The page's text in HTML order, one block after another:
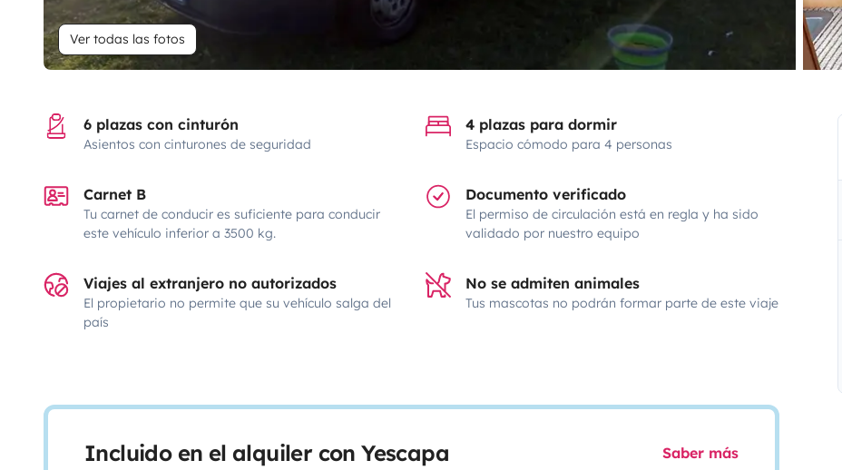
Ver todas las fotos
6 plazas con cinturón
Asientos con cinturones de seguridad
4 plazas para dormir
Espacio cómodo para 4 personas
Carnet B
Tu carnet de conducir es suficiente para conducir
este vehículo inferior a 3500 kg.
Documento verificado
El permiso de circulación está en regla y ha sido
validado por nuestro equipo
Viajes al extranjero no autorizados
El propietario no permite que su vehículo salga del
país
No se admiten animales
Tus mascotas no podrán formar parte de este viaje
Incluido en el alquiler con Yescapa Saber más